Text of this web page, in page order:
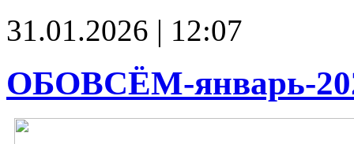
31.01.2026 | 12:07
ОБОВСЁМ-январь-